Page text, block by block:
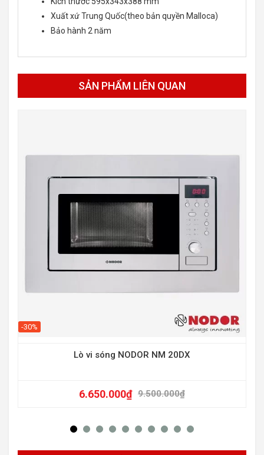
Xuất xứ Trung Quốc(theo bản quyền Malloca)
Bảo hành 2 năm
SẢN PHẨM LIÊN QUAN
-30%
Lò vi sóng NODOR NM 20DX
9.500.000₫
6.650.000₫